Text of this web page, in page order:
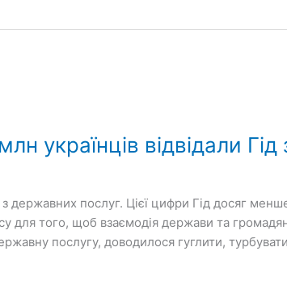
українців відвідали
з державних послуг. Цієї цифри Гід досяг
для того, щоб взаємодія держави та
послугу, доводилося гуглити,